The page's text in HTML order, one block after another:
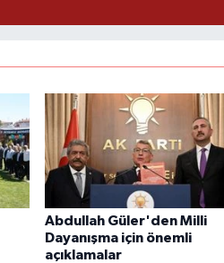
Abdullah Güler'den Milli
Dayanışma için önemli
açıklamalar